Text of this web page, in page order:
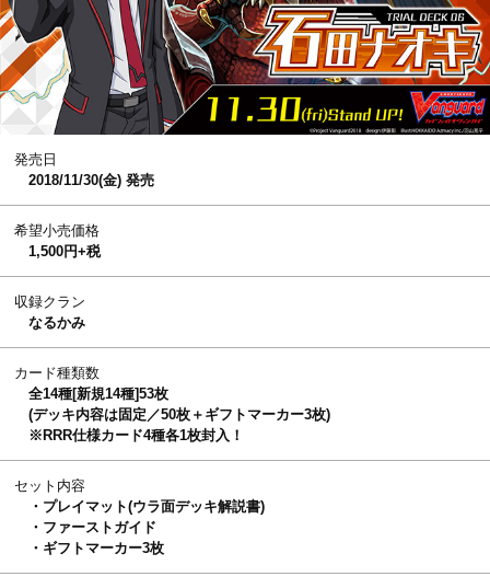
発売日
2018/11/30(金) 発売
希望小売価格
1,500円+税
収録クラン
なるかみ
カード種類数
全14種[新規14種]53枚
(デッキ内容は固定／50枚＋ギフトマーカー3枚)
※RRR仕様カード4種各1枚封入！
セット内容
・プレイマット(ウラ面デッキ解説書)
・ファーストガイド
・ギフトマーカー3枚